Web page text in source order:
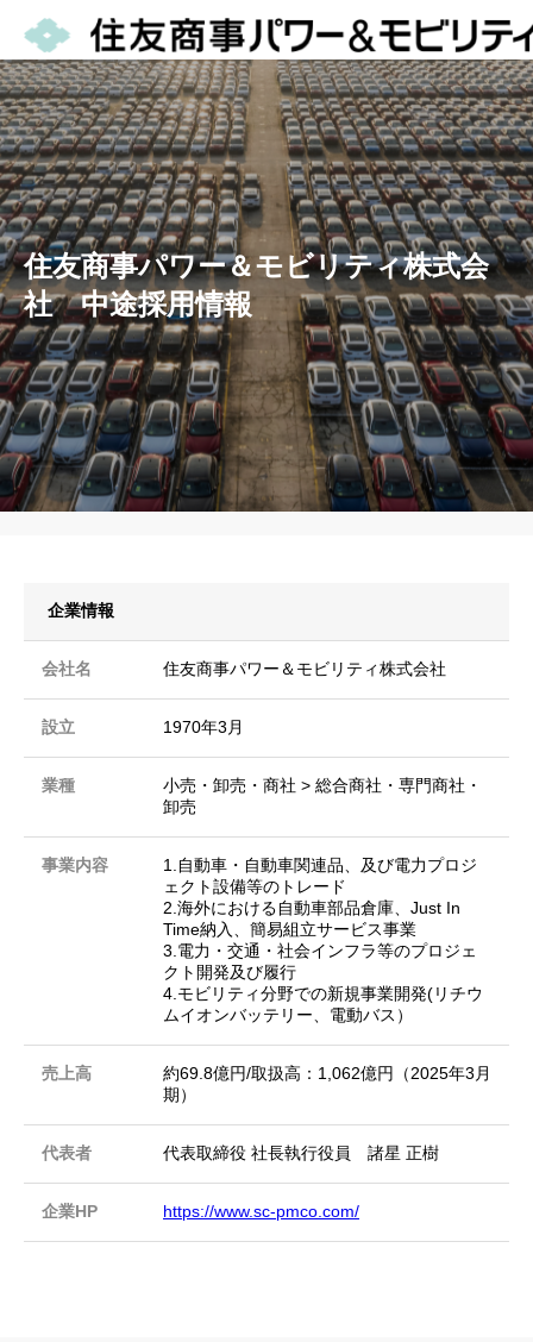
住友商事パワー＆モビリティ株式会
社 中途採用情報
企業情報
会社名 住友商事パワー＆モビリティ株式会社
設立 1970年3月
業種
小売・卸売・商社 > 総合商社・専門商社・
卸売
事業内容
1.自動車・自動車関連品、及び電力プロジ
ェクト設備等のトレード
2.海外における自動車部品倉庫、Just In
Time納入、簡易組立サービス事業
3.電力・交通・社会インフラ等のプロジェ
クト開発及び履行
4.モビリティ分野での新規事業開発(リチウ
ムイオンバッテリー、電動バス）
売上高
約69.8億円/取扱高：1,062億円（2025年3月
期）
代表者 代表取締役 社長執行役員 諸星 正樹
企業HP https://www.sc-pmco.com/